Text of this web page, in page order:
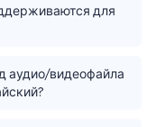
для
аудио/видеофайла